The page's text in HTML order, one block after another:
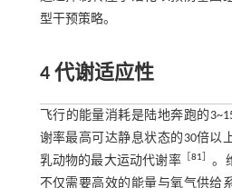
型干预策略。
4 代谢适应性
飞行的能量消耗是陆地奔跑的
谢率最高可达静息状态的30倍以
乳动物的最大运动代谢率［ 81
。
不仅需要高效的能量与氧气供给